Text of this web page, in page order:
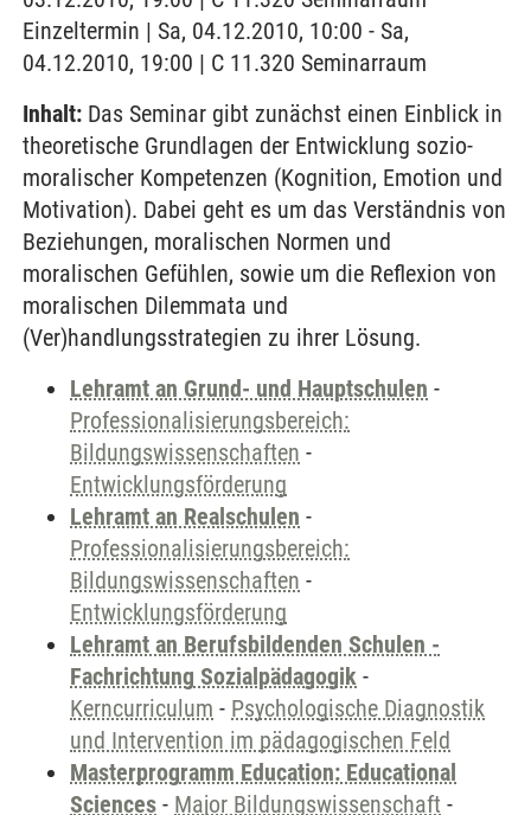
Einzeltermin | Sa, 04.12.2010, 10:00 - Sa,
04.12.2010, 19:00 | C 11.320 Seminarraum
Inhalt: Das Seminar gibt zunächst einen Einblick in
theoretische Grundlagen der Entwicklung sozio-
moralischer Kompetenzen (Kognition, Emotion und
Motivation). Dabei geht es um das Verständnis von
Beziehungen, moralischen Normen und
moralischen Gefühlen, sowie um die Reflexion von
moralischen Dilemmata und
(Ver)handlungsstrategien zu ihrer Lösung.
Lehramt an Grund- und Hauptschulen -
Professionalisierungsbereich:
Bildungswissenschaften -
Entwicklungsförderung
Lehramt an Realschulen -
Professionalisierungsbereich:
Bildungswissenschaften -
Entwicklungsförderung
Lehramt an Berufsbildenden Schulen -
Fachrichtung Sozialpädagogik -
Kerncurriculum - Psychologische Diagnostik
und Intervention im pädagogischen Feld
Masterprogramm Education: Educational
Sciences - Major Bildungswissenschaft -